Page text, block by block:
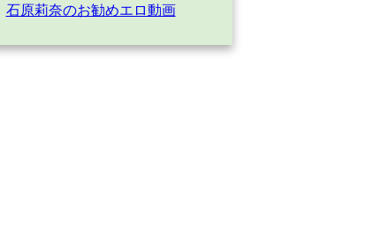
石原莉奈のお勧めエロ動画